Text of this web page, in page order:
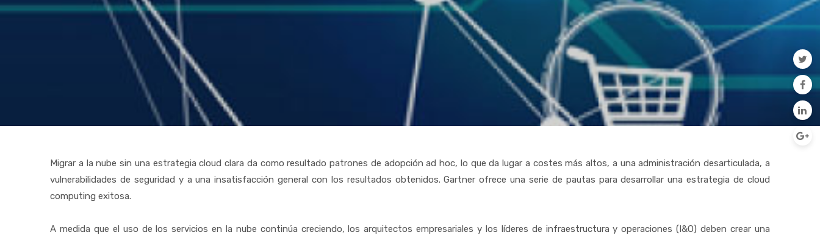
Migrar a la nube sin una estrategia cloud clara da como resultado patrones de adopción ad hoc, lo que da lugar a costes más altos, a una administración desarticulada, a
vulnerabilidades de seguridad y a una insatisfacción general con los resultados obtenidos. Gartner ofrece una serie de pautas para desarrollar una estrategia de cloud
computing exitosa.
A medida que el uso de los servicios en la nube continúa creciendo, los arquitectos empresariales y los líderes de infraestructura y operaciones (I&O) deben crear una